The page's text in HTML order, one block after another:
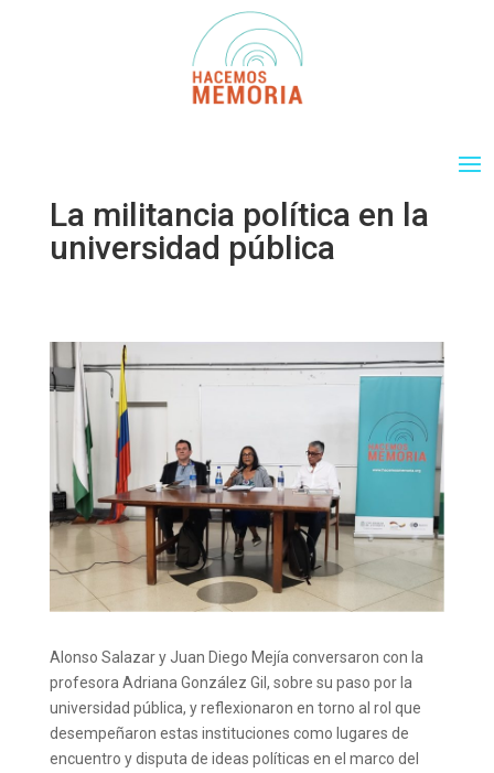
La militancia política en la
universidad pública
Alonso Salazar y Juan Diego Mejía conversaron con la
profesora Adriana González Gil, sobre su paso por la
universidad pública, y reflexionaron en torno al rol que
desempeñaron estas instituciones como lugares de
encuentro y disputa de ideas políticas en el marco del